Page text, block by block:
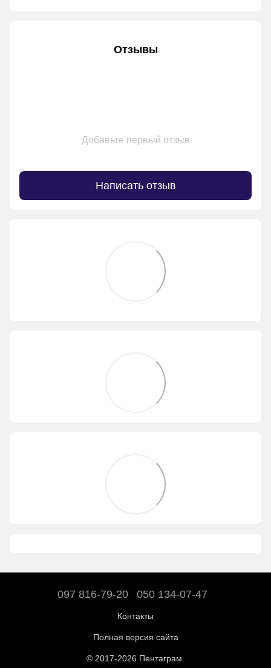
Отзывы
Добавьте первый отзыв
Написать отзыв
097 816-79-20 050 134-07-47
Контакты
Полная версия сайта
© 2017-2026 Пентаграм.